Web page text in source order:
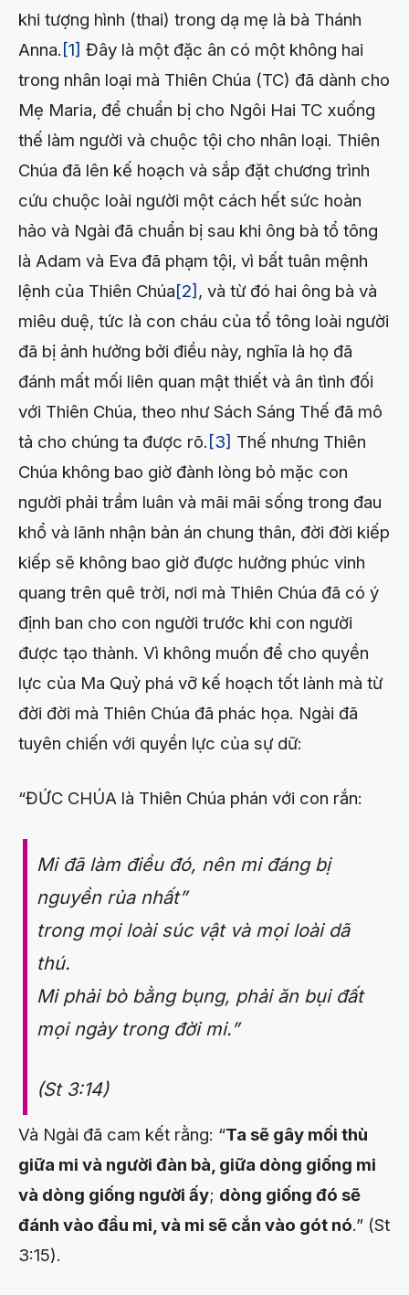
khi tượng hình (thai) trong dạ mẹ là bà Thánh
Anna.[1] Đây là một đặc ân có một không hai
trong nhân loại mà Thiên Chúa (TC) đã dành cho
Mẹ Maria, để chuẩn bị cho Ngôi Hai TC xuống
thế làm người và chuộc tội cho nhân loại. Thiên
Chúa đã lên kế hoạch và sắp đặt chương trình
cứu chuộc loài người một cách hết sức hoàn
hảo và Ngài đã chuẩn bị sau khi ông bà tổ tông
là Adam và Eva đã phạm tội, vì bất tuân mệnh
lệnh của Thiên Chúa[2], và từ đó hai ông bà và
miêu duệ, tức là con cháu của tổ tông loài người
đã bị ảnh hưởng bởi điều này, nghĩa là họ đã
đánh mất mối liên quan mật thiết và ân tình đối
với Thiên Chúa, theo như Sách Sáng Thế đã mô
tả cho chúng ta được rõ.[3] Thế nhưng Thiên
Chúa không bao giờ đành lòng bỏ mặc con
người phải trầm luân và mãi mãi sống trong đau
khổ và lãnh nhận bản án chung thân, đời đời kiếp
kiếp sẽ không bao giờ được hưởng phúc vinh
quang trên quê trời, nơi mà Thiên Chúa đã có ý
định ban cho con người trước khi con người
được tạo thành. Vì không muốn để cho quyền
lực của Ma Quỷ phá vỡ kế hoạch tốt lành mà từ
đời đời mà Thiên Chúa đã phác họa. Ngài đã
tuyên chiến với quyền lực của sự dữ:
“ĐỨC CHÚA là Thiên Chúa phán với con rắn:
Mi đã làm điều đó, nên mi đáng bị
nguyền rủa nhất”
trong mọi loài súc vật và mọi loài dã
thú.
Mi phải bò bằng bụng, phải ăn bụi đất
mọi ngày trong đời mi.”
(St 3:14)
Và Ngài đã cam kết rằng: “Ta sẽ gây mối thù
giữa mi và người đàn bà, giữa dòng giống mi
và dòng giống người ấy; dòng giống đó sẽ
đánh vào đầu mi, và mi sẽ cắn vào gót nó.” (St
3:15).